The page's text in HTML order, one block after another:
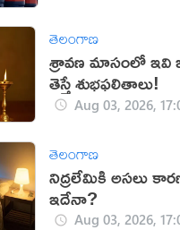
తెలంగాణ
శ్రావణ మాసంలో ఇవి
తెస్తే శుభఫలితాలు!
Aug 03, 2026,
తెలంగాణ
నిద్రలేమికి అసలు
ఇదేనా?
Aug 03, 2026,